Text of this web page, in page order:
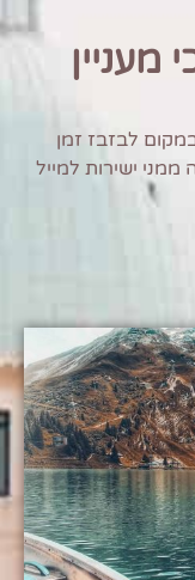
לבזבז זמן
ישירות למייל